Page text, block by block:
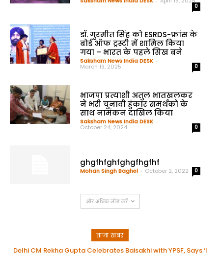
0
डॉ. गुरमीत सिंह को ESRDS-फ्रांस के
बोर्ड ऑफ ट्रस्टी में शामिल किया
गया – भारत के पहले सिख बने
Saksham News India DESK -
March 19, 2025 0
भाजपा प्रत्याशी अतुल भातखलकर
ने भरी चुनावी हुंकार समर्थको के
साथ नामंकन दाखिल किया
Saksham News India DESK -
October 24, 2024 0
ghgfhfghfghgfhgfhf
Mohan Singh Baghel - October 2, 2022 0
और अधिक लोड करें